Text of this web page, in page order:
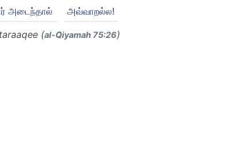
அவ்வாறல்ல!
அடைந்தால்
(al-Q̈iyamah 75:26)